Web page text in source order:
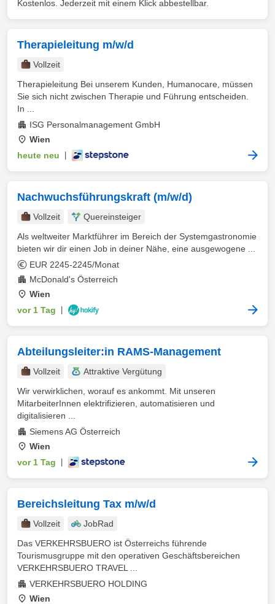
Kostenlos. Jederzeit mit einem Klick abbestellbar.
Therapieleitung m/w/d
Vollzeit
Therapieleitung Bei unserem Kunden, Humanocare, müssen
Sie sich nicht zwischen Therapie und Führung entscheiden.
In ...
ISG Personalmanagement GmbH
Wien
heute neu
Nachwuchsführungskraft (m/w/d)
Vollzeit
Quereinsteiger
Als weltweiter Marktführer im Bereich der Systemgastronomie
bieten wir dir einen Job in deiner Nähe, eine ausgewogene ...
EUR 2245-2245/Monat
McDonald's Österreich
Wien
vor 1 Tag
Abteilungsleiter:in RAMS-Management
Vollzeit
Attraktive Vergütung
Wir verwirklichen, worauf es ankommt. Mit unseren
MitarbeiterInnen elektrifizieren, automatisieren und
digitalisieren ...
Siemens AG Österreich
Wien
vor 1 Tag
Bereichsleitung Tax m/w/d
Vollzeit
JobRad
Das VERKEHRSBUERO ist Österreichs führende
Tourismusgruppe mit den operativen Geschäftsbereichen
VERKEHRSBUERO TRAVEL ...
VERKEHRSBUERO HOLDING
Wien